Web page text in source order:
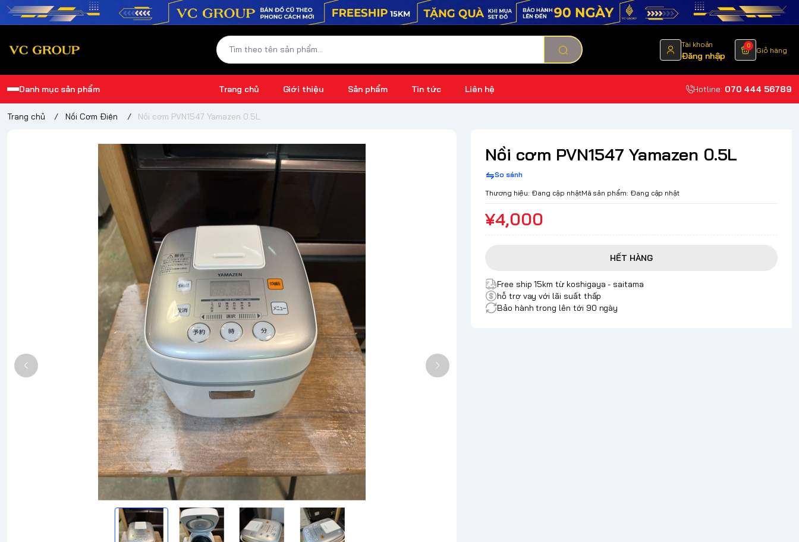
Tài khoản
Đăng nhập
0
Giỏ hàng
Danh mục sản phẩm Trang chủ Giới thiệu Sản phẩm Tin tức Liên hệ Hotline: 070 444 56789
Trang chủ / Nồi Cơm Điện / Nồi cơm PVN1547 Yamazen 0.5L
Nồi cơm PVN1547 Yamazen 0.5L
So sánh
Thương hiệu: Đang cập nhậtMã sản phẩm: Đang cập nhật
¥4,000
HẾT HÀNG
Free ship 15km từ koshigaya - saitama
hỗ trợ vay với lãi suất thấp
Bảo hành trong lên tới 90 ngày